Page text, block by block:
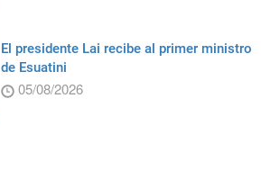
El presidente Lai recibe al primer ministro
de Esuatini
05/08/2026